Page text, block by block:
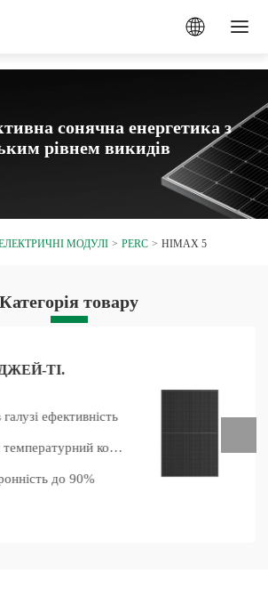
сонячна енергетика з
рівнем викидів
МОДУЛІ PERC HIMAX 5
Категорія товару
ТІ.
ефективність
Покращений температурний коефіцієнт
до 90%